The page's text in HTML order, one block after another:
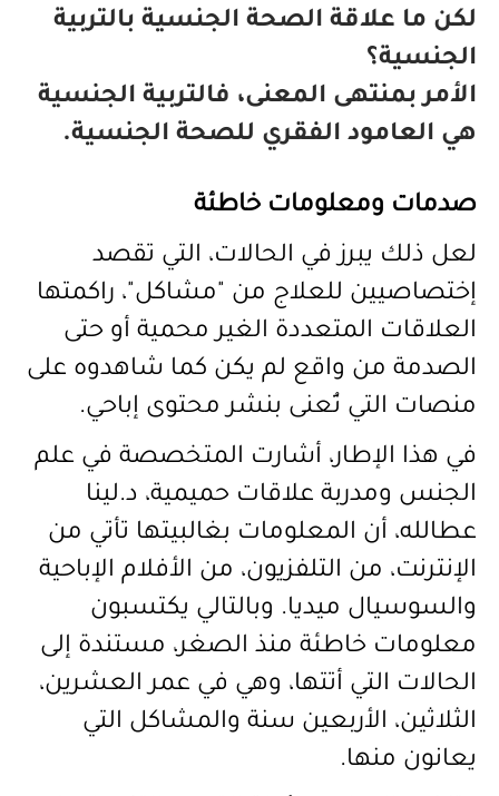
لكن ما علاقة الصحة الجنسية بالتربية
الجنسية؟
الأمر بمنتهى المعنى، فالتربية الجنسية
هي العامود الفقري للصحة الجنسية.
صدمات ومعلومات خاطئة
لعل ذلك يبرز في الحالات، التي تقصد
إختصاصيين للعلاج من "مشاكل"، راكمتها
العلاقات المتعددة الغير محمية أو حتى
الصدمة من واقع لم يكن كما شاهدوه على
منصات التي تُعنى بنشر محتوى إباحي.
في هذا الإطار، أشارت المتخصصة في علم
الجنس ومدربة علاقات حميمية، د.لينا
عطالله، أن المعلومات بغالبيتها تأتي من
الإنترنت، من التلفزيون، من الأفلام الإباحية
والسوسيال ميديا. وبالتالي يكتسبون
معلومات خاطئة منذ الصغر، مستندة إلى
الحالات التي أتتها، وهي في عمر العشرين،
الثلاثين، الأربعين سنة والمشاكل التي
يعانون منها.